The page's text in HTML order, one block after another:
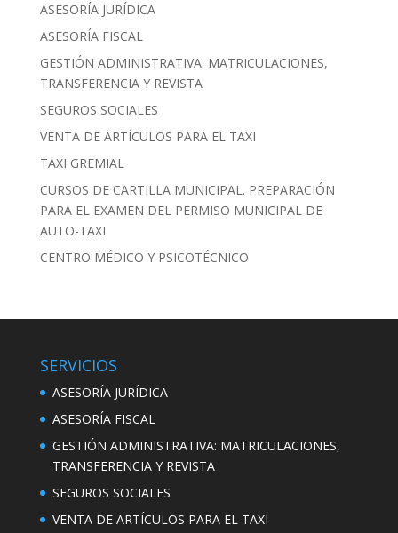
ASESORÍA JURÍDICA
ASESORÍA FISCAL
GESTIÓN ADMINISTRATIVA: MATRICULACIONES,
TRANSFERENCIA Y REVISTA
SEGUROS SOCIALES
VENTA DE ARTÍCULOS PARA EL TAXI
TAXI GREMIAL
CURSOS DE CARTILLA MUNICIPAL. PREPARACIÓN
PARA EL EXAMEN DEL PERMISO MUNICIPAL DE
AUTO-TAXI
CENTRO MÉDICO Y PSICOTÉCNICO
SERVICIOS
ASESORÍA JURÍDICA
ASESORÍA FISCAL
GESTIÓN ADMINISTRATIVA: MATRICULACIONES,
TRANSFERENCIA Y REVISTA
SEGUROS SOCIALES
VENTA DE ARTÍCULOS PARA EL TAXI